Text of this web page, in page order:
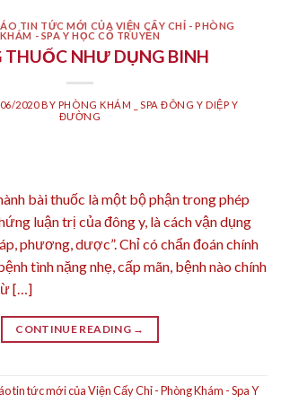
TIN TỨC MỚI CỦA VIỆN CẤY CHỈ - PHÒNG
KHÁM - SPA Y HỌC CỔ TRUYỀN
THUỐC NHƯ DỤNG BINH
2020BY PHÒNG KHÁM _ SPA ĐÔNG Y DIỆP Y
ĐƯỜNG
bài thuốc là một bộ phận trong phép
luận trị của đông y, là cách vận dụng
phương, dược”. Chỉ có chẩn đoán chính
tình nặng nhẹ, cấp mãn, bệnh nào chính
[…]
CONTINUE READING →
tin tức mới của Viện Cấy Chỉ - Phòng Khám - Spa Y